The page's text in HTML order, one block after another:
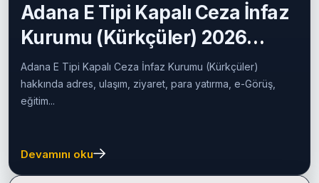
Adana E Tipi Kapalı Ceza İnfaz
Kurumu (Kürkçüler) 2026
Rehberi
Adana E Tipi Kapalı Ceza İnfaz Kurumu (Kürkçüler)
hakkında adres, ulaşım, ziyaret, para yatırma, e-Görüş,
eğitim...
Devamını oku